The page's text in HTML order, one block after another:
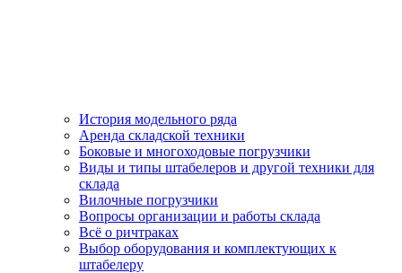
История модельного ряда
Аренда складской техники
Боковые и многоходовые погрузчики
Виды и типы штабелеров и другой техники для
склада
Вилочные погрузчики
Вопросы организации и работы склада
Всё о ричтраках
Выбор оборудования и комплектующих к
штабелеру